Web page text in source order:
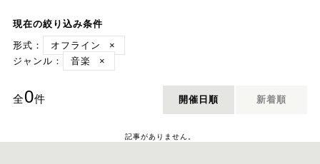
現在の絞り込み条件
形式：
オフライン
×
ジャンル：
音楽 ×
全0件 開催日順 新着順
記事がありません。